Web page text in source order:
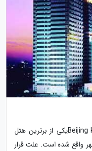
هتل کینگ وینگ پکن | Beijing king wing hotelیکی از برترین هتل
های 5 ستاره این شهر واقع شده است. علت قرار